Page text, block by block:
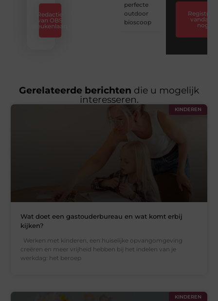
Redactie
van OBS
Beukenlaan
perfecte
outdoor
bioscoop
Registreer
vandaag
nog
Gerelateerde berichten die u mogelijk
interesseren.
KINDEREN
Wat doet een gastouderbureau en wat komt erbij
kijken?
Werken met kinderen, een huiselijke opvangomgeving
creëren en meer vrijheid hebben bij het indelen van je
werkdag: het beroep
KINDEREN